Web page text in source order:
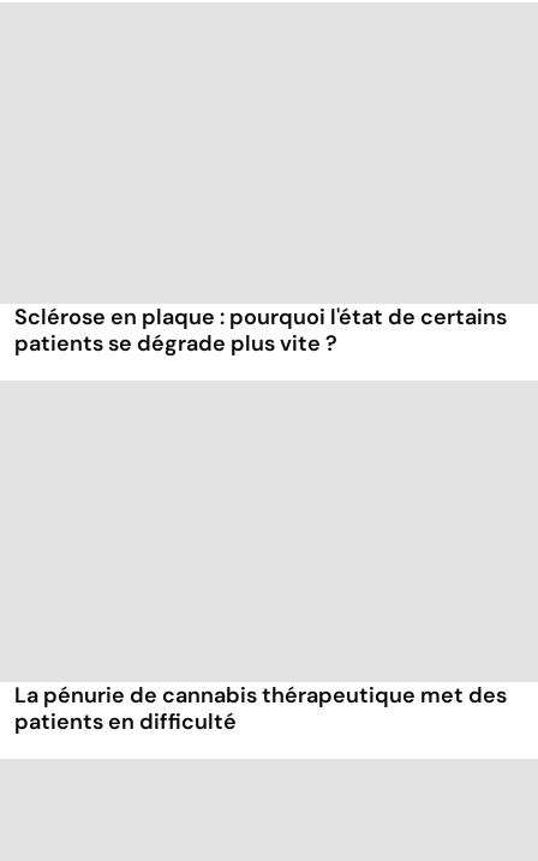
Sclérose en plaque : pourquoi l'état de certains
patients se dégrade plus vite ?
La pénurie de cannabis thérapeutique met des
patients en difficulté